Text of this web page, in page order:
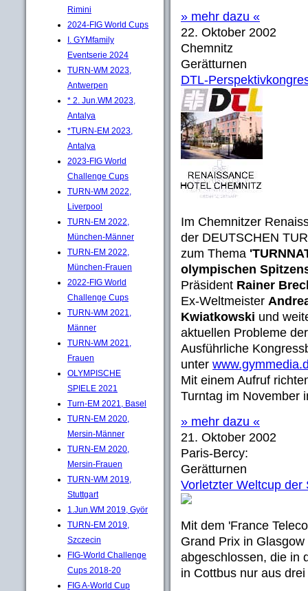
Rimini
2024-FIG World Cups
I. GYMfamily
Eventserie 2024
TURN-WM 2023,
Antwerpen
* 2. Jun.WM 2023,
Antalya
*TURN-EM 2023,
Antalya
2023-FIG World
Challenge Cups
TURN-WM 2022,
Liverpool
TURN-EM 2022,
München-Männer
TURN-EM 2022,
München-Frauen
2022-FIG World
Challenge Cups
TURN-WM 2021,
Männer
TURN-WM 2021,
Frauen
OLYMPISCHE
SPIELE 2021
Turn-EM 2021, Basel
TURN-EM 2020,
Mersin-Männer
TURN-EM 2020,
Mersin-Frauen
TURN-WM 2019,
Stuttgart
1.Jun.WM 2019, Györ
TURN-EM 2019,
Szczecin
FIG-World Challenge
Cups 2018-20
FIG A-World Cup
» mehr dazu «
22. Oktober 2002
Chemnitz
Gerätturnen
DTL-
Im Chemnitzer
der DEUTSCHEN
zum Thema
olympischen
Präsident Rainer
Ex-Weltmeister
Kwiatkowski und
aktuellen Probleme
Ausführliche
unter
Mit einem Aufruf
Turntag im November
» mehr dazu «
21. Oktober 2002
Paris-Bercy:
Gerätturnen
Vorletzter Weltcup der
Mit dem 'France
Grand Prix in
abgeschlossen, die in
in Cottbus nur aus